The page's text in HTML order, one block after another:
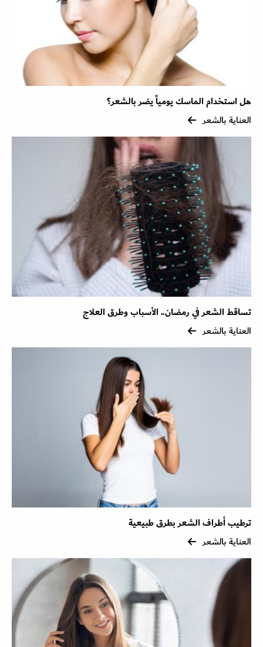
هل استخدام الماسك يومياً يضر بالشعر؟
العناية بالشعر
تساقط الشعر في رمضان.. الأسباب وطرق العلاج
العناية بالشعر
ترطيب أطراف الشعر بطرق طبيعية
العناية بالشعر